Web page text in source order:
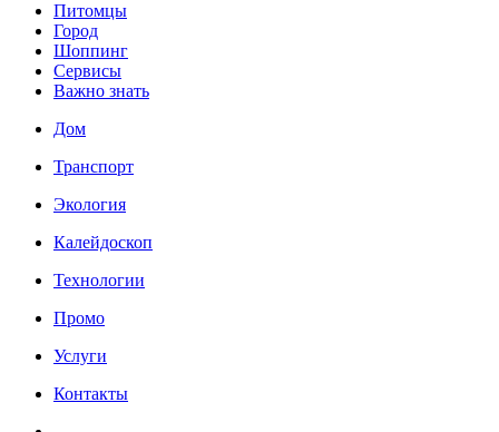
Питомцы
Город
Шоппинг
Сервисы
Важно знать
Дом
Транспорт
Экология
Калейдоскоп
Технологии
Промо
Услуги
Контакты